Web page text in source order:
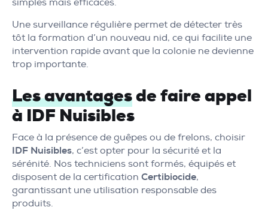
Une surveillance régulière permet de détecter très
tôt la formation d’un nouveau nid, ce qui facilite une
intervention rapide avant que la colonie ne devienne
trop importante.
Les avantagesde faire appel
à IDF Nuisibles
Face à la présence de guêpes ou de frelons, choisir
IDF Nuisibles, c’est opter pour la sécurité et la
sérénité. Nos techniciens sont formés, équipés et
disposent de la certification Certibiocide,
garantissant une utilisation responsable des
produits.